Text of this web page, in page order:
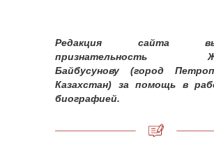
Редакция сайта
признательность
Байбусунову (город
Казахстан) за помощь в
биографией.